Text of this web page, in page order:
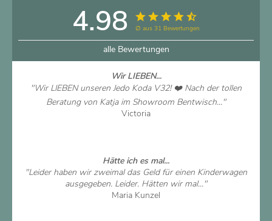
4.98 ∅ aus 31 Bewertungen
alle Bewertungen
Wir LIEBEN...
"Wir LIEBEN unseren Jedo Koda V32! ❤️ Nach der tollen
Beratung von Katja im Showroom Bentwisch..."
Victoria
Hätte ich es mal...
"Leider haben wir zweimal das Geld für einen Kinderwagen
ausgegeben. Leider. Hätten wir mal..."
Maria Kunzel